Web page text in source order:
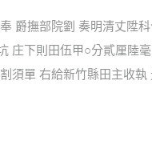
爵撫部院劉 奏明清丈陞
庄下則田伍甲○分貳厘陸
須單 右給新竹縣田主收